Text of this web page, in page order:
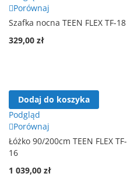
Porównaj
Szafka nocna TEEN FLEX TF-18
329,00 zł
Dodaj do koszyka
Podgląd
Porównaj
Łóżko 90/200cm TEEN FLEX TF-
16
1 039,00 zł